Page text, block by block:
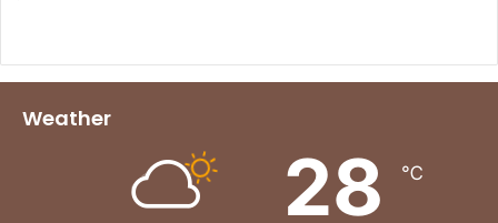
Weather
28 ℃